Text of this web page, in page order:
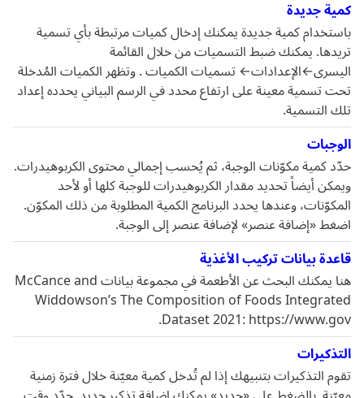
كمية جديدة
باستخدام كمية جديدة يمكنك إدخال كميات مرتبطة بأي تسمية
تريدها. يمكنك ضبط التسميات من خلال القائمة
اليسرى←الإعدادات← تسميات الكميات . وتظهر الكميات المُدخلة
تحت تسمية معينة على ارتفاع محدد في الرسم البياني يحدده إعداد
تلك التسمية.
الوجبات
حدّد كمية مكوّنات الوجبة، ثم يُحسب إجمالي محتوى الكربوهيدرات.
ويمكن أيضاً تحديد مقدار الكربوهيدرات للوجبة كلها أو لأحد
المكوّنات، وعندها يحدد البرنامج الكمية المطلوبة من ذلك المكوّن.
اضغط «إضافة عنصر» لإضافة عنصر إلى الوجبة.
قاعدة بيانات تركيب الأغذية
هنا يمكنك البحث عن الأطعمة في مجموعة بيانات McCance and
Widdowson’s The Composition of Foods Integrated
Dataset 2021: https://www.gov.
التذكيرات
تقوم التذكيرات بتنبيهك إذا لم تُدخل كمية معيّنة خلال فترة زمنية